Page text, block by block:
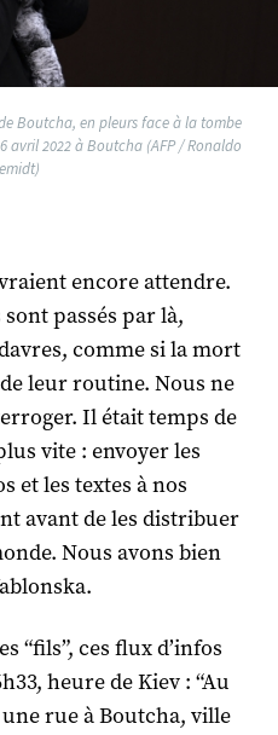
Boutcha, en pleurs face à la tombe
avril 2022 à Boutcha (AFP / Ronaldo
encore attendre.
passés par là,
comme si la mort
leur routine. Nous ne
Il était temps de
vite : envoyer les
et les textes à nos
avant de les distribuer
Nous avons bien
“fils”, ces flux d’infos
heure de Kiev : “Au
rue à Boutcha, ville